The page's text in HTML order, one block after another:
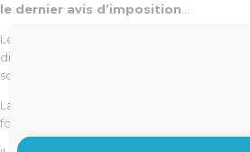
le dernier avis d’imposition
Les régions sont actuellement en train de
dispositifs d’accompagnement mais il
soient calqués sur ceux de l’aide DGFIP.
La MACSF et autres assureurs créent
fonds d’action pour leurs membres.